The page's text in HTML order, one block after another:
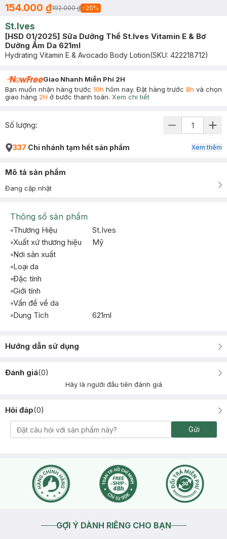
154.000 ₫192.000 ₫ -20%
St.Ives
[HSD 01/2025] Sữa Dưỡng Thể St.Ives Vitamin E & Bơ
Dưỡng Ẩm Da 621ml
Hydrating Vitamin E & Avocado Body Lotion(SKU: 422218712)
Giao Nhanh Miễn Phí 2H
Bạn muốn nhận hàng trước 10h hôm nay. Đặt hàng trước 8h và chọn
giao hàng 2H ở bước thanh toán. Xem chi tiết
Số lượng:
337 Chi nhánh tạm hết sản phẩm Xem thêm
Mô tả sản phẩm
Đang cập nhật
Thông số sản phẩm
Thương Hiệu
St.Ives
Xuất xứ thương hiệu
Mỹ
Nơi sản xuất
Loại da
Đặc tính
Giới tính
Vấn đề về da
Dung Tích
621ml
Hướng dẫn sử dụng
Đánh giá(0)
Hãy là người đầu tiên đánh giá
Hỏi đáp(0)
Gửi
GỢI Ý DÀNH RIÊNG CHO BẠN